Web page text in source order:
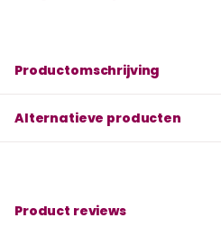
Productomschrijving
Alternatieve producten
Product reviews